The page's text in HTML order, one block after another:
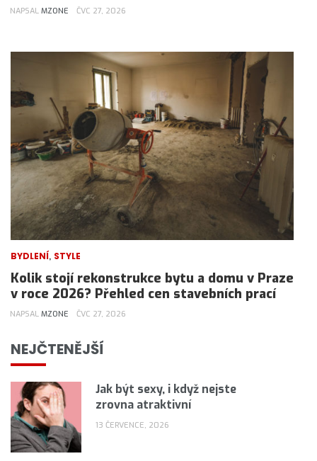
NAPSAL MZONE ČVC 27, 2026
BYDLENÍ, STYLE
Kolik stojí rekonstrukce bytu a domu v Praze
v roce 2026? Přehled cen stavebních prací
NAPSAL MZONE ČVC 27, 2026
NEJČTENĚJŠÍ
Jak být sexy, i když nejste
zrovna atraktivní
13 ČERVENCE, 2026